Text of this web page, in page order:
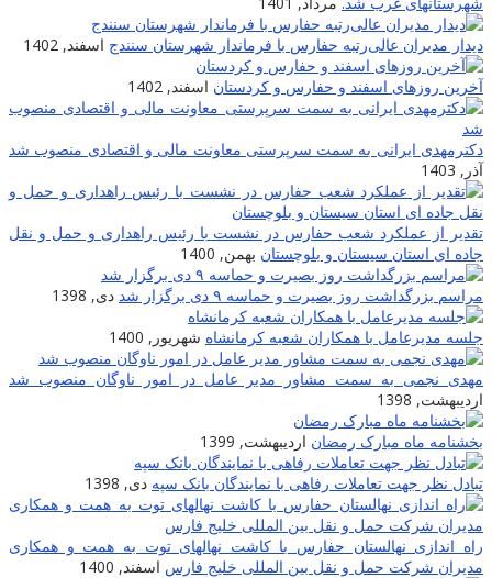
دیدار مدیران عالی‌رتبه حفارس با فرماندار شهرستان سنندج اسفند, 1402
آخرین روزهای اسفند و حفارس و کردستان اسفند, 1402
دکترمهدی ایرانی به سمت سرپرستی معاونت مالی و اقتصادی منصوب شد
آذر, 1403
تقدیر از عملکرد شعب حفارس در نشست با رئیس راهداری و حمل و نقل
جاده ای استان سیستان و بلوچستان بهمن, 1400
مراسم بزرگداشت روز بصیرت و حماسه ۹ دی برگزار شد
دی, 1398
جلسه مدیرعامل با همکاران شعبه کرمانشاه شهریور, 1400
مهدی نجمی به سمت مشاور مدیر عامل در امور ناوگان منصوب شد
اردیبهشت, 1398
بخشنامه ماه مبارک رمضان اردیبهشت, 1399
تبادل نظر جهت تعاملات رفاهی با نمایندگان بانک سپه دی, 1398
راه اندازی نهالستان حفارس با کاشت نهالهای توت به همت و همکاری
مدیران شرکت حمل و نقل بین المللی خلیج فارس اسفند, 1400